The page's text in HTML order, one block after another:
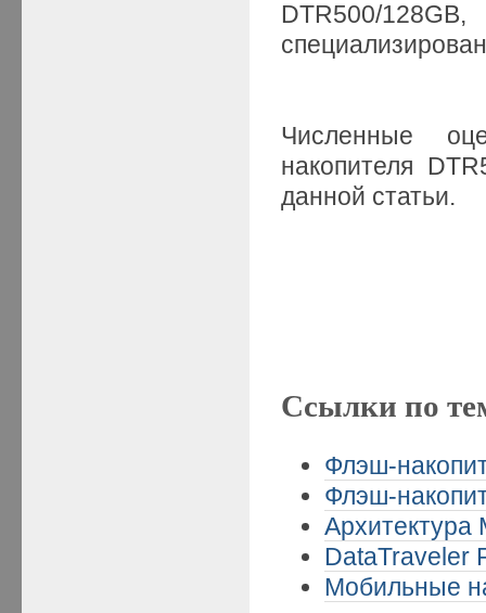
DTR500/
Численные
накопителя
данной статьи.
Ссылки по
Флэш-
Флэш-
Архитектура
DataTraveler
Мобильные